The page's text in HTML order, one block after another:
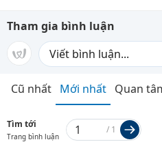
Tham gia bình luận
Cũ nhất Mới nhất Quan
Tìm tới
Trang bình luận
/ 1